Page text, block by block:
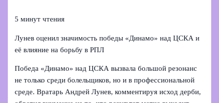
5 минут чтения
Лунев оценил значимость победы «Динамо» над ЦСКА и
её влияние на борьбу в РПЛ
Победа «Динамо» над ЦСКА вызвала большой резонанс
не только среди болельщиков, но и в профессиональной
среде. Вратарь Андрей Лунев, комментируя исход дерби,